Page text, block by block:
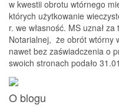
w kwestii obrotu wtórnego
których użytkowanie
r. we własność. MS uznał
Notarialnej, że obrót wtórny
nawet bez zaświadczenia o
swoich stronach podało
O blogu